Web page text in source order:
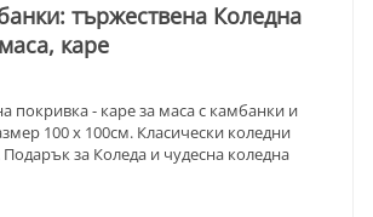
тържествена Коледна
каре
покривка - каре за маса с камбанки и
100 х 100см. Класически коледни
за Коледа и чудесна коледна